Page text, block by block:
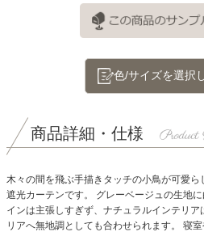
色/サイズを選択
商品詳細・仕様
木々の間を飛ぶ手描きタッチの小鳥が可愛
遮光カーテンです。
グレーベージュの生地
インは主張しすぎず、ナチュラルインテリ
リアへ無地調としても合わせられます。
寝